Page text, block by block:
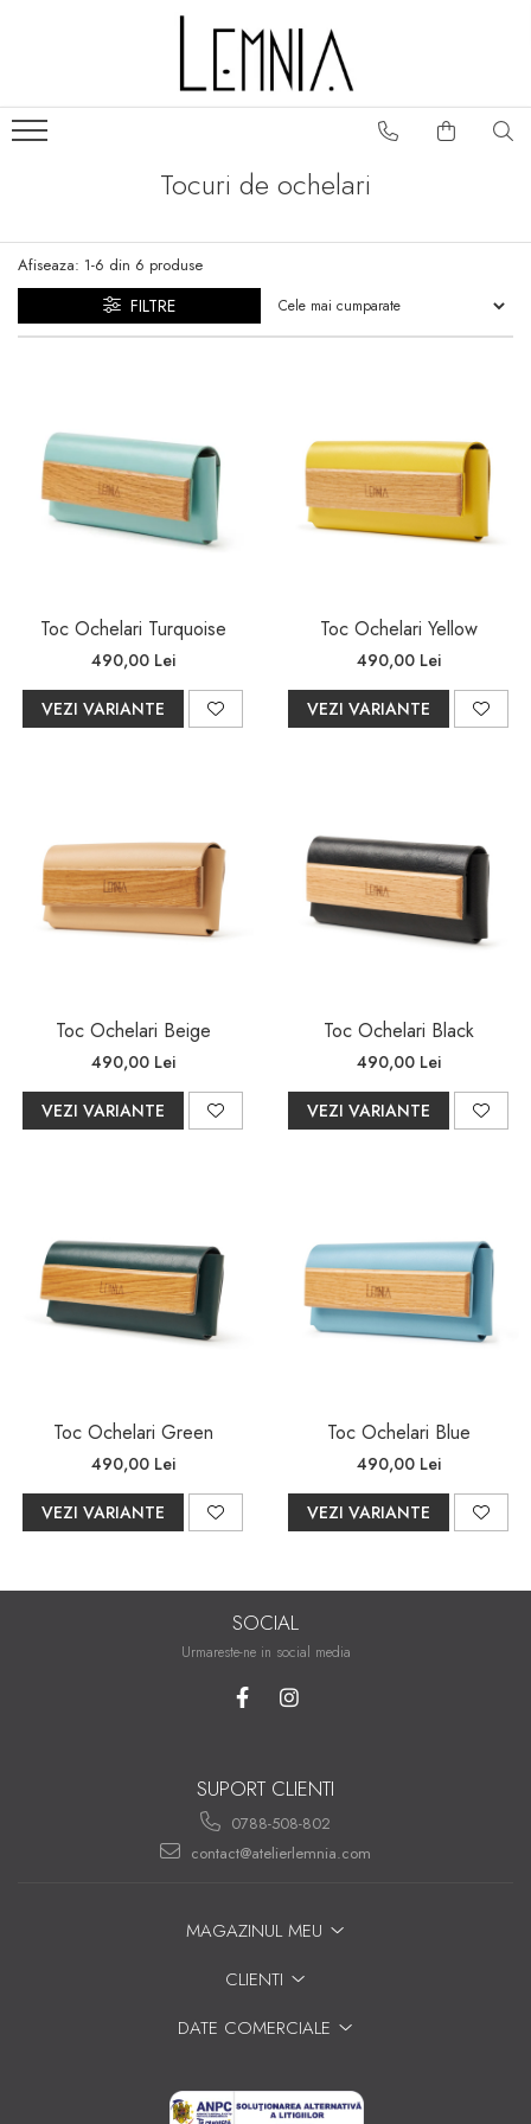
Frame
Folclor
Play
No. 5
Portofele S
Portofele Unisex
Huse pasaport
Slide
Tocuri de ochelari
Afiseaza: 1-6 din 6 produse
FILTRE
Toc Ochelari Turquoise
490,00 Lei
VEZI VARIANTE
Toc Ochelari Yellow
490,00 Lei
VEZI VARIANTE
Toc Ochelari Beige
490,00 Lei
VEZI VARIANTE
Toc Ochelari Black
490,00 Lei
VEZI VARIANTE
Toc Ochelari Green
490,00 Lei
VEZI VARIANTE
Toc Ochelari Blue
490,00 Lei
VEZI VARIANTE
SOCIAL
Urmareste-ne in social media
SUPORT CLIENTI
0788-508-802
contact@atelierlemnia.com
MAGAZINUL MEU
CLIENTI
DATE COMERCIALE